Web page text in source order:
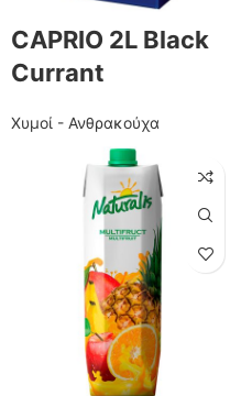
CAPRIO 2L Black
Currant
Χυμοί - Ανθρακούχα